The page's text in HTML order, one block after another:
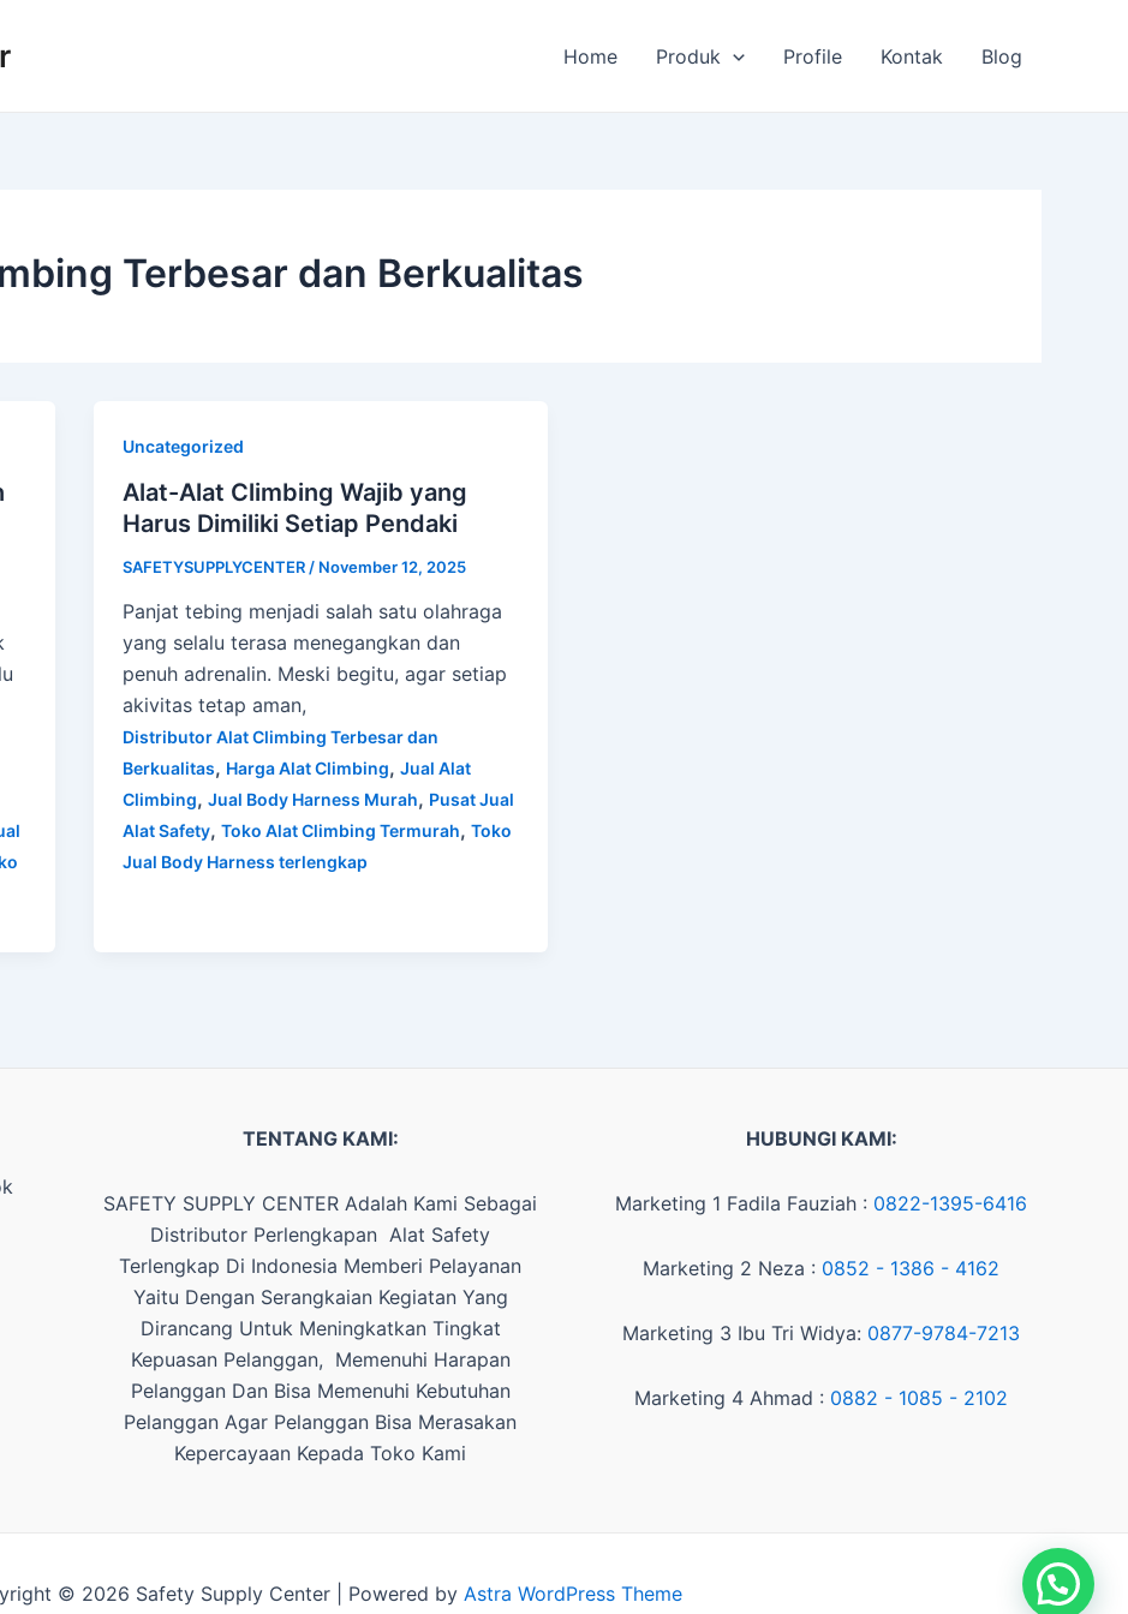
Home Produk Profile Kontak Blog
Terbesar dan Berkualitas
Uncategorized
Alat-Alat Climbing Wajib yang
Harus Dimiliki Setiap Pendaki
SAFETYSUPPLYCENTER / November 12, 2025
Panjat tebing menjadi salah satu olahraga
yang selalu terasa menegangkan dan
penuh adrenalin. Meski begitu, agar setiap
akivitas tetap aman,
Distributor Alat Climbing Terbesar dan
Berkualitas, Harga Alat Climbing, Jual Alat
Climbing, Jual Body Harness Murah, Pusat Jual
Alat Safety, Toko Alat Climbing Termurah, Toko
Jual Body Harness terlengkap
TENTANG KAMI:
SAFETY SUPPLY CENTER Adalah Kami Sebagai
Distributor Perlengkapan Alat Safety
Terlengkap Di Indonesia Memberi Pelayanan
Yaitu Dengan Serangkaian Kegiatan Yang
Dirancang Untuk Meningkatkan Tingkat
Kepuasan Pelanggan, Memenuhi Harapan
Pelanggan Dan Bisa Memenuhi Kebutuhan
Pelanggan Agar Pelanggan Bisa Merasakan
Kepercayaan Kepada Toko Kami
HUBUNGI KAMI:
Marketing 1 Fadila Fauziah : 0822-1395-6416
Marketing 2 Neza : 0852 - 1386 - 4162
Marketing 3 Ibu Tri Widya: 0877-9784-7213
Marketing 4 Ahmad : 0882 - 1085 - 2102
© 2026 Safety Supply Center | Powered by Astra WordPress Theme